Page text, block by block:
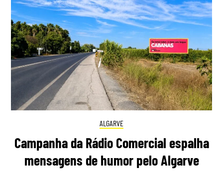
ALGARVE
Campanha da Rádio Comercial espalha
mensagens de humor pelo Algarve